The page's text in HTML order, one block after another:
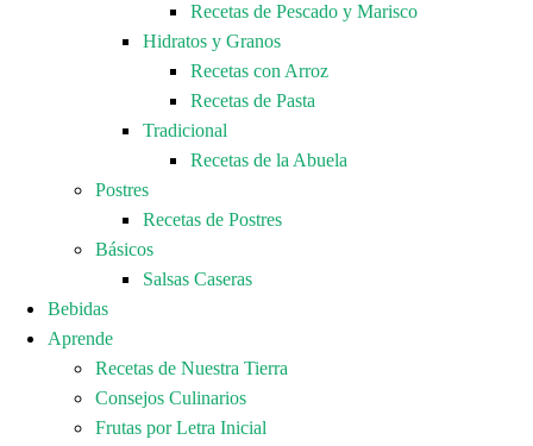
Recetas de Pescado y Marisco
Hidratos y Granos
Recetas con Arroz
Recetas de Pasta
Tradicional
Recetas de la Abuela
Postres
Recetas de Postres
Básicos
Salsas Caseras
Bebidas
Aprende
Recetas de Nuestra Tierra
Consejos Culinarios
Frutas por Letra Inicial